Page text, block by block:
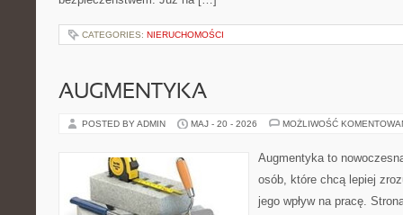
CATEGORIES: NIERUCHOMOŚCI
AUGMENTYKA
POSTED BY ADMIN MAJ - 20 - 2026 MOŻLIWOŚĆ
Augmentyka to
osób, które chcą lepiej
jego wpływ na pracę.